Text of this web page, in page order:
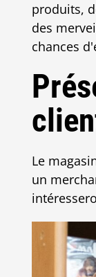
produits,
des
chances
Le
un